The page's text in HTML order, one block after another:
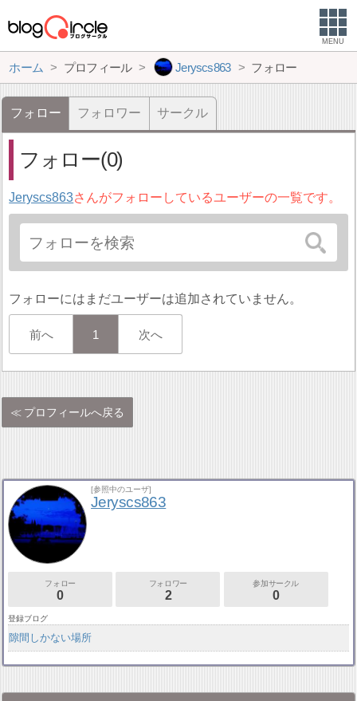
MENU
ホーム プロフィール Jeryscs863 フォロー
フォロー フォロワー サークル
フォロー(0)
Jeryscs863さんがフォローしているユーザーの一覧です。
フォローにはまだユーザーは追加されていません。
前へ 1 次へ
プロフィールへ戻る
[参照中のユーザ]
Jeryscs863
フォロー
0
フォロワー
2
参加サークル
0
登録ブログ
隙間しかない場所